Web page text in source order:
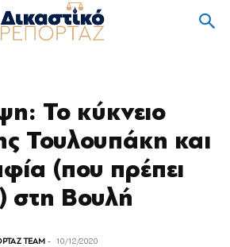
Το κύκνειο
Τουλουπάκη και
(που πρέπει
στη Βουλή
TEAM - 10/12/2020